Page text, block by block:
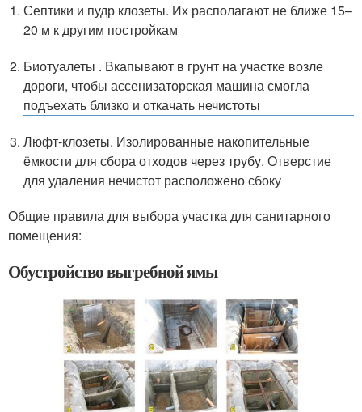
Септики и пудр клозеты. Их располагают не ближе 15–
20 м к другим постройкам
Биотуалеты . Вкапывают в грунт на участке возле
дороги, чтобы ассенизаторская машина смогла
подъехать близко и откачать нечистоты
Люфт-клозеты. Изолированные накопительные
ёмкости для сбора отходов через трубу. Отверстие
для удаления нечистот расположено сбоку
Общие правила для выбора участка для санитарного
помещения:
Обустройство выгребной ямы